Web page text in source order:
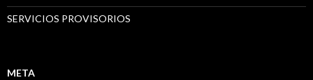
SERVICIOS PROVISORIOS
META